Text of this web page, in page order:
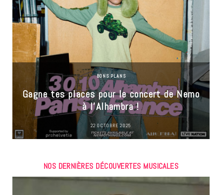
BONS PLANS
Gagne tes places pour le concert de Nemo
à l’Alhambra !
22 OCTOBRE 2025
NOS DERNIÈRES DÉCOUVERTES MUSICALES